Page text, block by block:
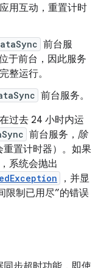
用互动，重置计时
前台服
于前台，因此服务
整运行。
前台服务。
过去 24 小时内运
前台服务， 除
置计时器）。如果
系统会抛出
，并显
限制已用尽”的错误